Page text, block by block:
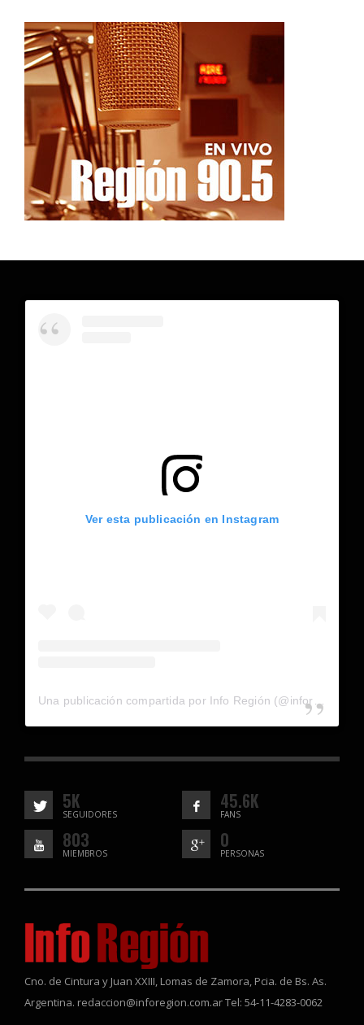
Ver esta publicación en Instagram
Una publicación compartida por Info Región (@inforegion_redes)
5K
SEGUIDORES
45.6K
FANS
803
MIEMBROS
0
PERSONAS
Cno. de Cintura y Juan XXIII, Lomas de Zamora, Pcia. de Bs. As.
Argentina. redaccion@inforegion.com.ar Tel: 54-11-4283-0062